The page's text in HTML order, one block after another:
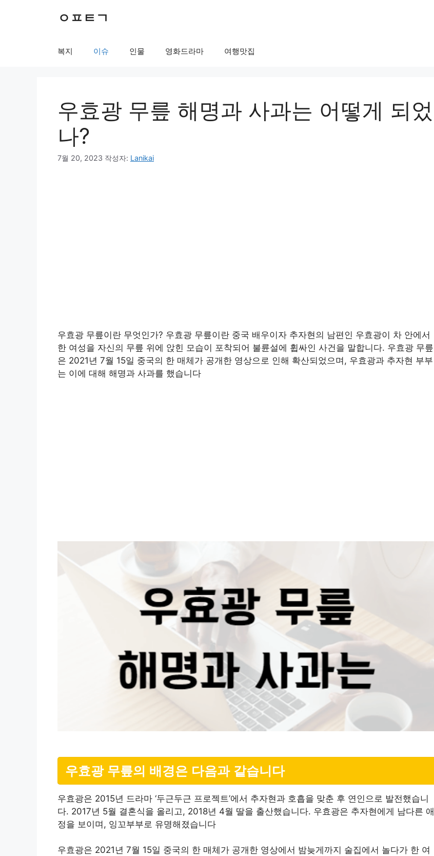
ㅇㅍㅌㄱ
복지 이슈 인물 영화드라마 여행맛집
우효광 무릎 해명과 사과는 어떻게 되었
나?
7월 20, 2023 작성자: Lanikai
우효광 무릎이란 무엇인가? 우효광 무릎이란 중국 배우이자 추자현의 남편인 우효광이 차 안에서
한 여성을 자신의 무릎 위에 앉힌 모습이 포착되어 불륜설에 휩싸인 사건을 말합니다. 우효광 무릎
은 2021년 7월 15일 중국의 한 매체가 공개한 영상으로 인해 확산되었으며, 우효광과 추자현 부부
는 이에 대해 해명과 사과를 했습니다
우효광 무릎의 배경은 다음과 같습니다
우효광은 2015년 드라마 ‘두근두근 프로젝트’에서 추자현과 호흡을 맞춘 후 연인으로 발전했습니
다. 2017년 5월 결혼식을 올리고, 2018년 4월 딸을 출산했습니다. 우효광은 추자현에게 남다른 애
정을 보이며, 잉꼬부부로 유명해졌습니다
우효광은 2021년 7월 15일 중국의 한 매체가 공개한 영상에서 밤늦게까지 술집에서 놀다가 한 여